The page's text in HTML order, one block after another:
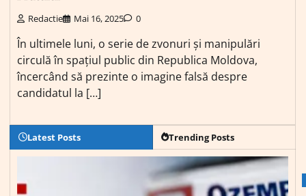
Redactie Mai 16, 2025 0
În ultimele luni, o serie de zvonuri și manipulări
circulă în spațiul public din Republica Moldova,
încercând să prezinte o imagine falsă despre
candidatul la […]
Latest Posts Trending Posts